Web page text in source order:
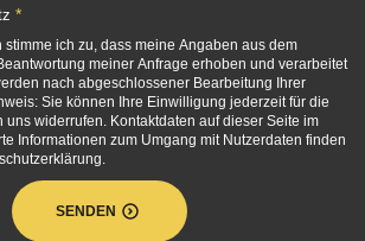
*
stimme ich zu, dass meine Angaben aus dem
meiner Anfrage erhoben und verarbeitet
nach abgeschlossener Bearbeitung Ihrer
Sie können Ihre Einwilligung jederzeit für die
uns widerrufen. Kontaktdaten auf dieser Seite im
Informationen zum Umgang mit Nutzerdaten finden
SENDEN